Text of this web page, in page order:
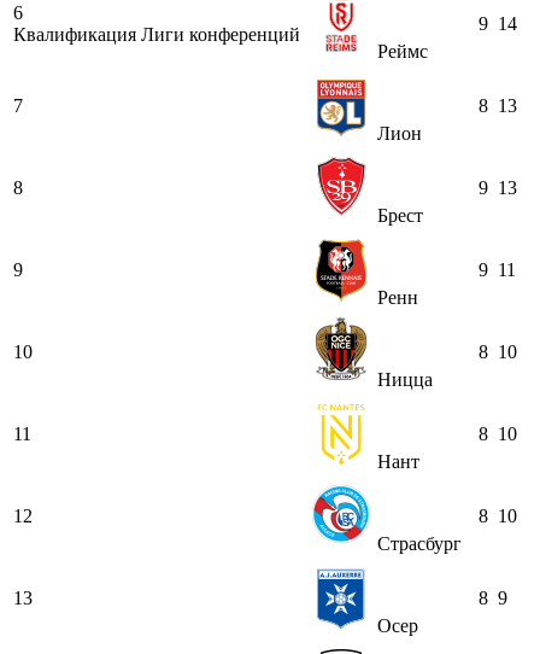
6
Квалификация Лиги конференций
Реймс
9 14
7
Лион
8 13
8
Брест
9 13
9
Ренн
9 11
10
Ницца
8 10
11
Нант
8 10
12
Страсбург
8 10
13
Осер
8 9